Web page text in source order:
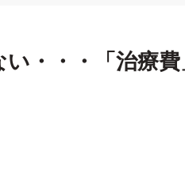
・・・「治療